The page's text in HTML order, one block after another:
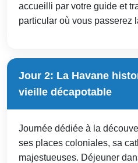
accueilli par votre guide et
particular où vous passerez
Jour 2: La Havane
vieille décapotable
Journée dédiée à la
ses places coloniales, sa
majestueuses. Déjeuner